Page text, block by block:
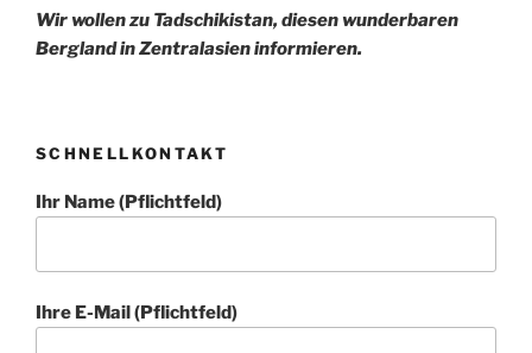
Wir wollen zu Tadschikistan, diesen wunderbaren
Bergland in Zentralasien informieren.
SCHNELLKONTAKT
Ihr Name (Pflichtfeld)
Ihre E-Mail (Pflichtfeld)